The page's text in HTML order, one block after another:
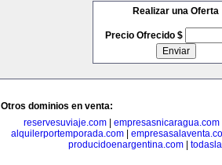
Realizar una Oferta
Precio Ofrecido $
Otros dominios en venta:
reservesuviaje.com| empresasnicaragua.com
alquilerportemporada.com
producidoenargentina.com